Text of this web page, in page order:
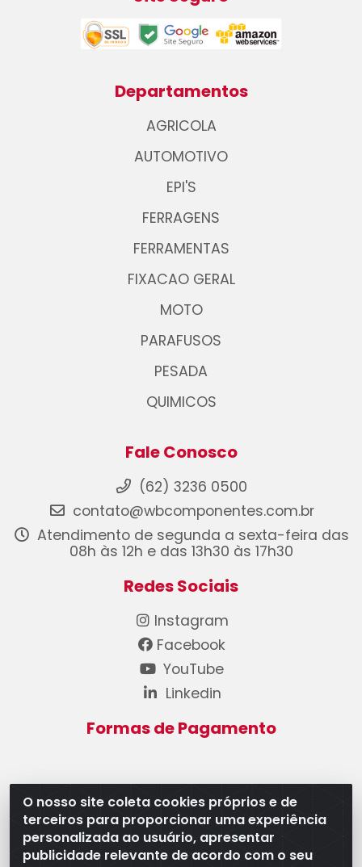
O nosso site coleta cookies próprios e de
terceiros para proporcionar uma experiência
personalizada ao usuário, apresentar
publicidade relevante de acordo com o seu
Departamentos
AGRICOLA
AUTOMOTIVO
EPI'S
FERRAGENS
FERRAMENTAS
FIXACAO GERAL
MOTO
PARAFUSOS
PESADA
QUIMICOS
Fale Conosco
(62) 3236 0500
contato@wbcomponentes.com.br
Atendimento de segunda a sexta-feira das
08h às 12h e das 13h30 às 17h30
Redes Sociais
Instagram
Facebook
YouTube
Linkedin
Formas de Pagamento
WB Componentes Automotivos LTDA - CNPJ
08.528.393/0001-12 - Rua do Níquel, 667 - Parque
Oeste Industrial, Goiânia/GO - CEP 74375-660